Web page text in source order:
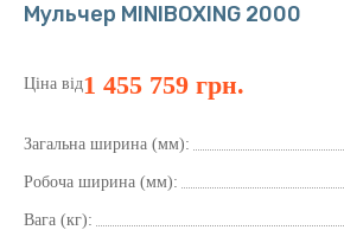
Мульчер MINIBOXING 2000
Ціна від1 455 759 грн.
Загальна ширина (мм):
Робоча ширина (мм):
Вага (кг):